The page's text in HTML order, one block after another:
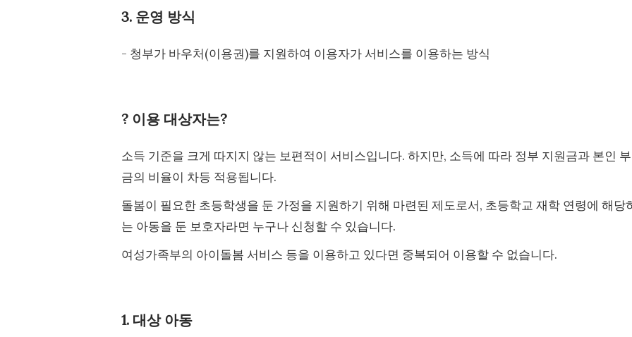
3. 운영 방식
- 청부가 바우처(이용권)를 지원하여 이용자가 서비스를 이용하는 방식
? 이용 대상자는?
소득 기준을 크게 따지지 않는 보편적이 서비스입니다. 하지만, 소득에 따라 정부 지원금과 본인
금의 비율이 차등 적용됩니다.
돌봄이 필요한 초등학생을 둔 가정을 지원하기 위해 마련된 제도로서, 초등학교 재학 연령에 해당
는 아동을 둔 보호자라면 누구나 신청할 수 있습니다.
여성가족부의 아이돌봄 서비스 등을 이용하고 있다면 중복되어 이용할 수 없습니다.
1. 대상 아동